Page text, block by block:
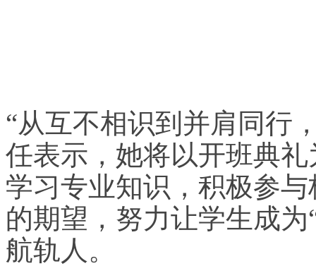
“从互不相识到并肩同行
任表示，她将以开班典
学习专业知识，积极参
的期望，努力让学生成
航轨人。